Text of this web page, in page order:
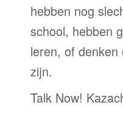
hebben nog
school, hebben
leren, of
zijn.
Talk Now!